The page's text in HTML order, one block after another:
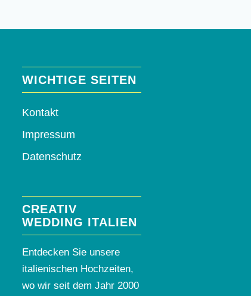
WICHTIGE SEITEN
Kontakt
Impressum
Datenschutz
CREATIV
WEDDING ITALIEN
Entdecken Sie unsere
italienischen Hochzeiten,
wo wir seit dem Jahr 2000